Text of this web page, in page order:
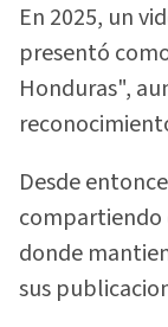
En 2025, un
presentó
Honduras",
Desde
compartiendo
donde
sus